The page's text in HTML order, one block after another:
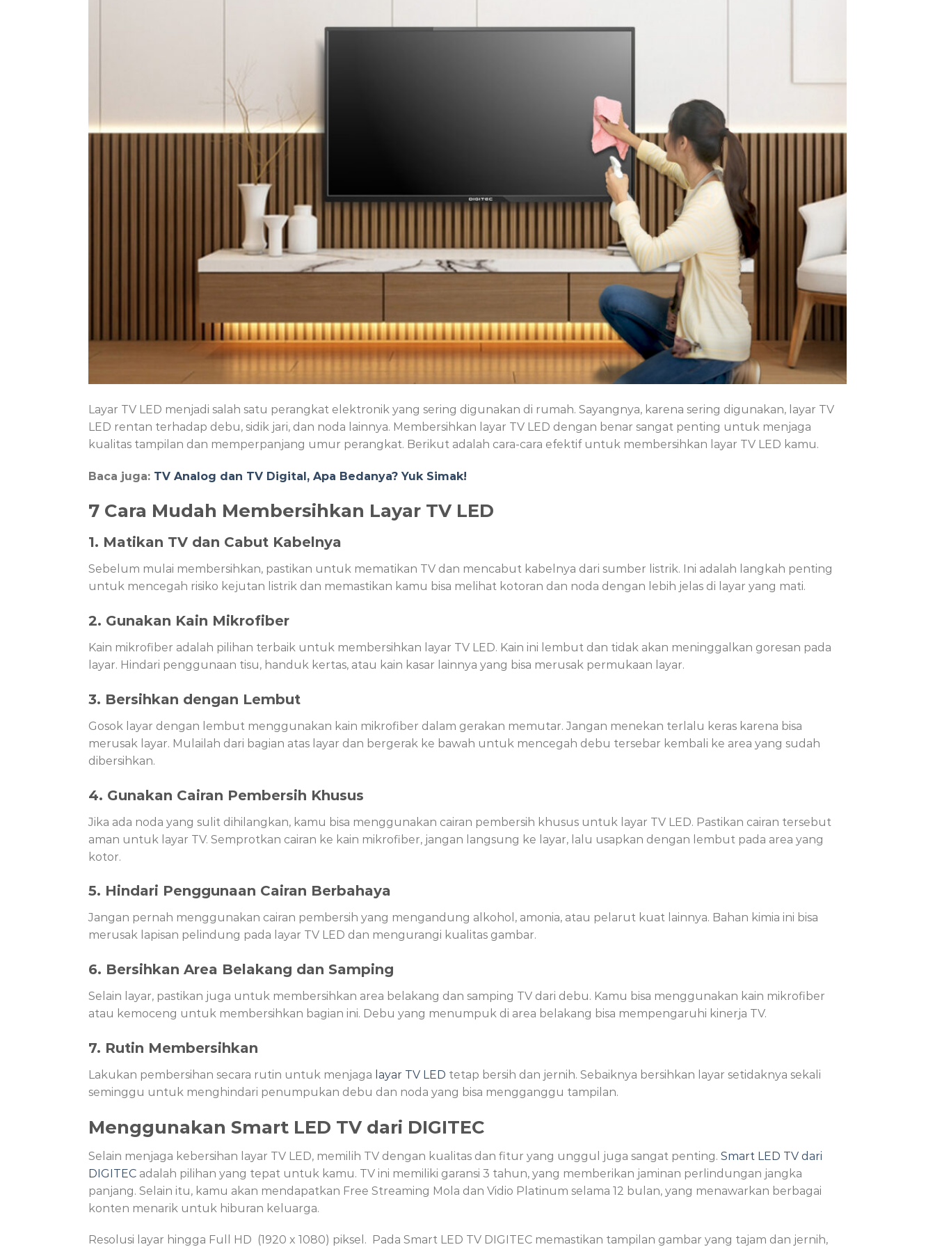
Layar TV LED menjadi salah satu perangkat elektronik yang sering digunakan di rumah. Sayangnya, karena sering digunakan, layar TV
LED rentan terhadap debu, sidik jari, dan noda lainnya. Membersihkan layar TV LED dengan benar sangat penting untuk menjaga
kualitas tampilan dan memperpanjang umur perangkat. Berikut adalah cara-cara efektif untuk membersihkan layar TV LED kamu.
Baca juga: TV Analog dan TV Digital, Apa Bedanya? Yuk Simak!
7 Cara Mudah Membersihkan Layar TV LED
1. Matikan TV dan Cabut Kabelnya
Sebelum mulai membersihkan, pastikan untuk mematikan TV dan mencabut kabelnya dari sumber listrik. Ini adalah langkah penting
untuk mencegah risiko kejutan listrik dan memastikan kamu bisa melihat kotoran dan noda dengan lebih jelas di layar yang mati.
2. Gunakan Kain Mikrofiber
Kain mikrofiber adalah pilihan terbaik untuk membersihkan layar TV LED. Kain ini lembut dan tidak akan meninggalkan goresan pada
layar. Hindari penggunaan tisu, handuk kertas, atau kain kasar lainnya yang bisa merusak permukaan layar.
3. Bersihkan dengan Lembut
Gosok layar dengan lembut menggunakan kain mikrofiber dalam gerakan memutar. Jangan menekan terlalu keras karena bisa
merusak layar. Mulailah dari bagian atas layar dan bergerak ke bawah untuk mencegah debu tersebar kembali ke area yang sudah
dibersihkan.
4. Gunakan Cairan Pembersih Khusus
Jika ada noda yang sulit dihilangkan, kamu bisa menggunakan cairan pembersih khusus untuk layar TV LED. Pastikan cairan tersebut
aman untuk layar TV. Semprotkan cairan ke kain mikrofiber, jangan langsung ke layar, lalu usapkan dengan lembut pada area yang
kotor.
5. Hindari Penggunaan Cairan Berbahaya
Jangan pernah menggunakan cairan pembersih yang mengandung alkohol, amonia, atau pelarut kuat lainnya. Bahan kimia ini bisa
merusak lapisan pelindung pada layar TV LED dan mengurangi kualitas gambar.
6. Bersihkan Area Belakang dan Samping
Selain layar, pastikan juga untuk membersihkan area belakang dan samping TV dari debu. Kamu bisa menggunakan kain mikrofiber
atau kemoceng untuk membersihkan bagian ini. Debu yang menumpuk di area belakang bisa mempengaruhi kinerja TV.
7. Rutin Membersihkan
Lakukan pembersihan secara rutin untuk menjaga layar TV LED tetap bersih dan jernih. Sebaiknya bersihkan layar setidaknya sekali
seminggu untuk menghindari penumpukan debu dan noda yang bisa mengganggu tampilan.
Menggunakan Smart LED TV dari DIGITEC
Selain menjaga kebersihan layar TV LED, memilih TV dengan kualitas dan fitur yang unggul juga sangat penting. Smart LED TV dari
DIGITEC adalah pilihan yang tepat untuk kamu. TV ini memiliki garansi 3 tahun, yang memberikan jaminan perlindungan jangka
panjang. Selain itu, kamu akan mendapatkan Free Streaming Mola dan Vidio Platinum selama 12 bulan, yang menawarkan berbagai
konten menarik untuk hiburan keluarga.
Resolusi layar hingga Full HD (1920 x 1080) piksel. Pada Smart LED TV DIGITEC memastikan tampilan gambar yang tajam dan jernih,